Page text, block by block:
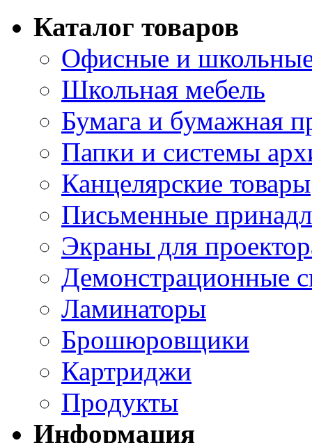
Каталог товаров
Офисные и
Школьная мебель
Бумага и бумажная
Папки и системы
Канцелярские товары
Письменные
Экраны для
Демонстрационные
Ламинаторы
Брошюровщики
Картриджи
Продукты
Информация